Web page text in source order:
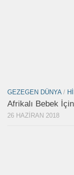
GEZEGEN DÜNYA/
Afrikalı Bebek
26 HAZIRAN 2018